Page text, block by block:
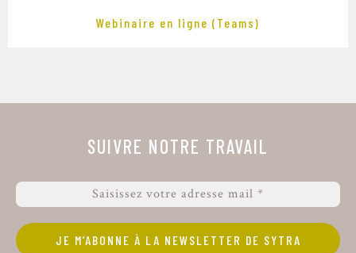
Webinaire en ligne (Teams)
SUIVRE NOTRE TRAVAIL